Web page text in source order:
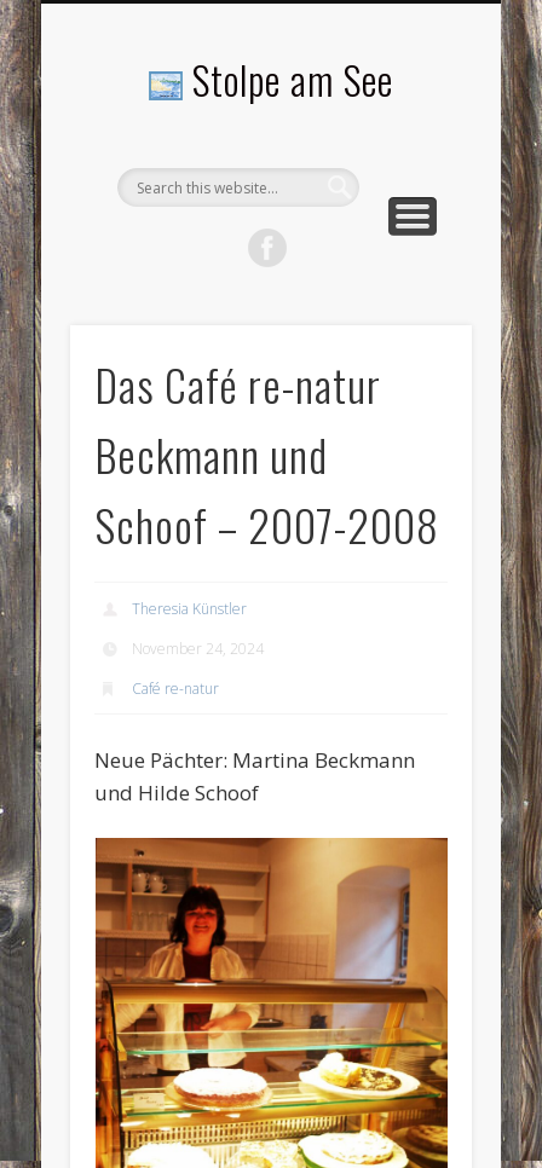
Stolpe am See
Das Café re-natur
Beckmann und
Schoof – 2007-2008
Theresia Künstler
November 24, 2024
Café re-natur
Neue Pächter: Martina Beckmann
und Hilde Schoof